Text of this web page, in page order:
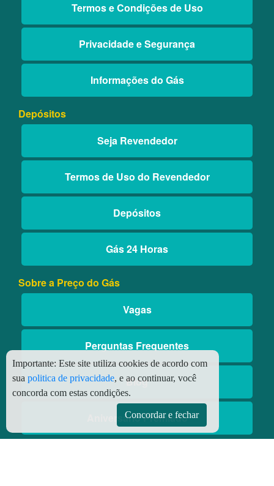
Termos e Condições de Uso
Privacidade e Segurança
Informações do Gás
Depósitos
Seja Revendedor
Termos de Uso do Revendedor
Depósitos
Gás 24 Horas
Sobre a Preço do Gás
Vagas
Perguntas Frequentes
Blog
Aniversário Premiado
Importante: Este site utiliza cookies de acordo com
sua politica de privacidade, e ao continuar, você
concorda com estas condições.
Concordar e fechar